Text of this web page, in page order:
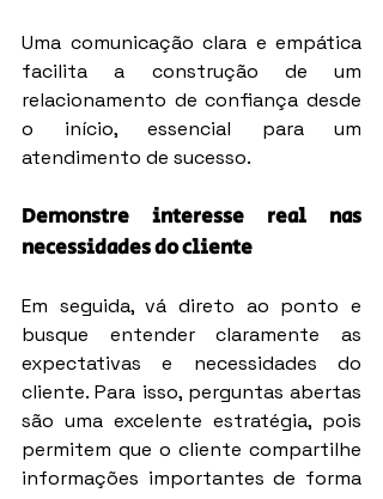
Uma comunicação clara e empática
facilita a construção de um
relacionamento de confiança desde
o início, essencial para um
atendimento de sucesso.
Demonstre interesse real nas
necessidades do cliente
Em seguida, vá direto ao ponto e
busque entender claramente as
expectativas e necessidades do
cliente. Para isso, perguntas abertas
são uma excelente estratégia, pois
permitem que o cliente compartilhe
informações importantes de forma